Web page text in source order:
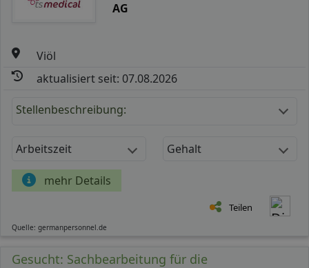
AG
Viöl
aktualisiert seit: 07.08.2026
Stellenbeschreibung:
Arbeitszeit Gehalt
mehr Details
Teilen
Quelle: germanpersonnel.de
Gesucht: Sachbearbeitung für die